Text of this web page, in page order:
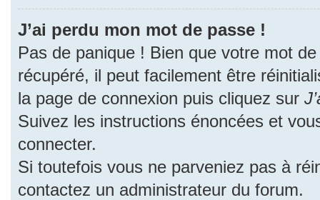
J’ai perdu mon mot de passe !
Pas de panique ! Bien que votre mot
récupéré, il peut facilement être
la page de connexion puis cliquez sur
Suivez les instructions énoncées et
connecter.
Si toutefois vous ne parveniez pas à
contactez un administrateur du forum.